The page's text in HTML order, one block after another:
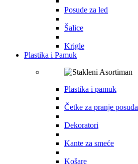
Posude za led
Šalice
Krigle
Plastika i Pamuk
Plastika i pamuk
Četke za pranje posuđa
Dekoratori
Kante za smeće
Košare